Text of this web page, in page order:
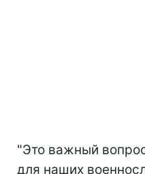
"Это важный
для наших